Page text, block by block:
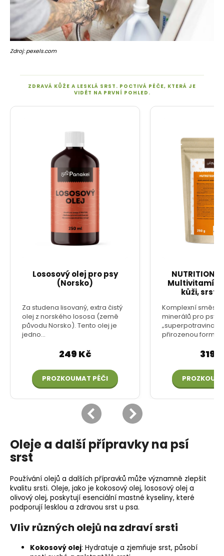
Zdroj: pexels.com
Oleje a další přípravky na psí
srst
Používání olejů a dalších přípravků může významně zlepšit
kvalitu srsti. Oleje, jako je kokosový olej, lososový olej a
olivový olej, poskytují esenciální mastné kyseliny, které
podporují lesklou a zdravou srst u psa.
Vliv různých olejů na zdraví srsti
Kokosový olej: Hydratuje a zjemňuje srst, působí